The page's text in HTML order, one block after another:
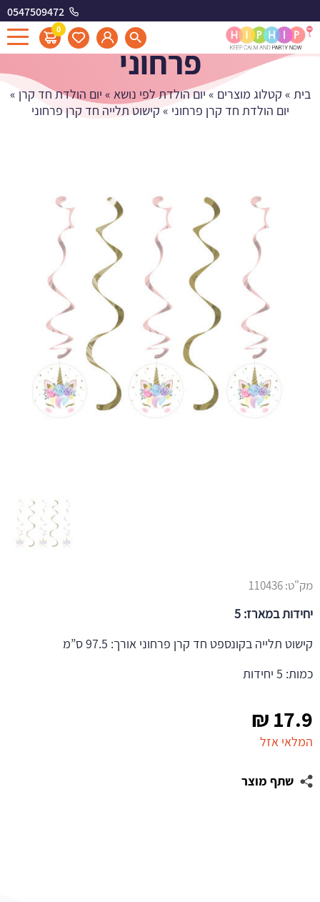
0547509472
0
קישוט תלייה חד קרן
פרחוני
בית » קטלוג מוצרים » יום הולדת לפי נושא » יום הולדת חד קרן »
יום הולדת חד קרן פרחוני » קישוט תלייה חד קרן פרחוני
17.9
₪
המלאי אזל
שתף מוצר
מק"ט:110436
יחידות במארז: 5
קישוט תלייה בקונספט חד קרן פרחוני אורך: 97.5 ס”מ
כמות: 5 יחידות